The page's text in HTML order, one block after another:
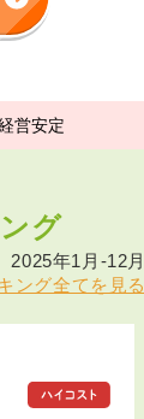
営安定
グ
2025年1月-12月
ング全てを見る